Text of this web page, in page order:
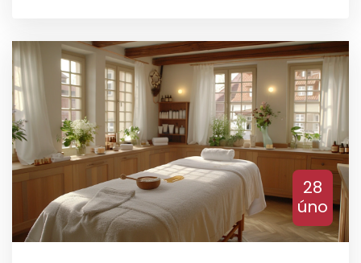
správného terapeuta. Čtenáři se dozví, jak
masáže ovlivňují naše tělo a mysl a jak mohou
zlepšit naše celkové zdraví a pohodu.
28
úno